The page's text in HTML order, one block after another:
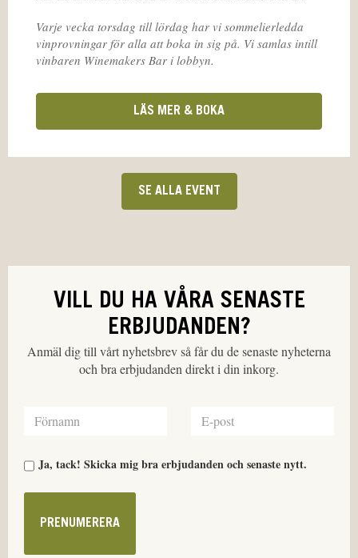
Varje vecka torsdag till lördag har vi sommelierledda
vinprovningar för alla att boka in sig på. Vi samlas intill
vinbaren Winemakers Bar i lobbyn.
LÄS MER & BOKA
SE ALLA EVENT
VILL DU HA VÅRA SENASTE
ERBJUDANDEN?
Anmäl dig till vårt nyhetsbrev så får du de senaste nyheterna
och bra erbjudanden direkt i din inkorg.
Ja, tack! Skicka mig bra erbjudanden och senaste nytt.
PRENUMERERA